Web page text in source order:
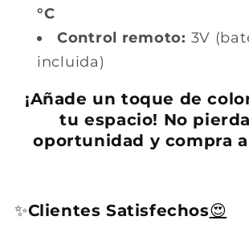
°C
Control remoto: 3V
incluida)
¡Añade un toque de
tu espacio! No
oportunidad y compra
✨Clientes Satisfechos😍